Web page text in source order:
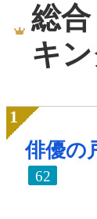
総
キ
俳優の
62